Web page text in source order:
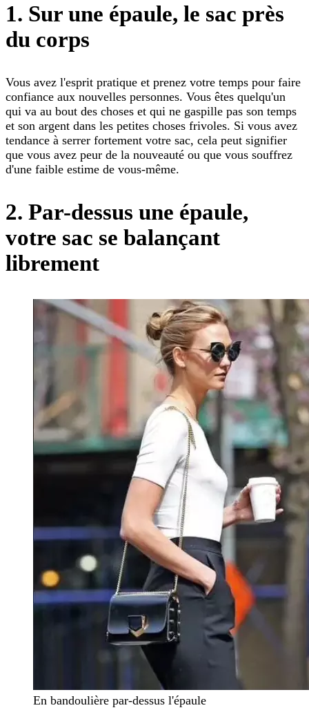
1. Sur une épaule, le sac près
du corps
Vous avez l'esprit pratique et prenez votre temps pour faire
confiance aux nouvelles personnes. Vous êtes quelqu'un
qui va au bout des choses et qui ne gaspille pas son temps
et son argent dans les petites choses frivoles. Si vous avez
tendance à serrer fortement votre sac, cela peut signifier
que vous avez peur de la nouveauté ou que vous souffrez
d'une faible estime de vous-même.
2. Par-dessus une épaule,
votre sac se balançant
librement
En bandoulière par-dessus l'épaule